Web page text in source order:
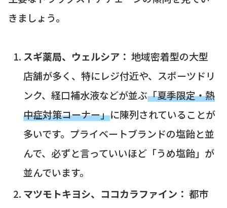
きましょう。
スギ薬局、ウェルシア： 地域密着型の大型
店舗が多く、特にレジ付近や、スポーツドリ
ンク、経口補水液などが並ぶ「夏季限定・熱
中症対策コーナー」に陳列されていることが
多いです。プライベートブランドの塩飴と並
んで、必ずと言っていいほど「うめ塩飴」が
並んでいます。
マツモトキヨシ、ココカラファイン： 都市